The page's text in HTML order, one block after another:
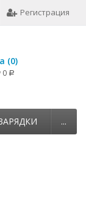
Регистрация
(0)
0 Р
...